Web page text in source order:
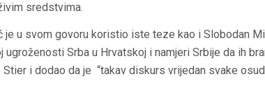
sredstvima.
je u svom govoru koristio iste teze kao i Slobodan
ugroženosti Srba u Hrvatskoj i namjeri Srbije da ih
Stier i dodao da je “takav diskurs vrijedan svake